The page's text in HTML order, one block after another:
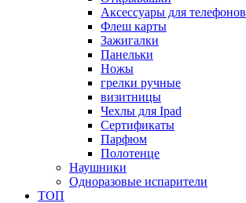
Аксессуары для телефонов
Флеш карты
Зажигалки
Панельки
Ножы
грелки ручные
визитницы
Чехлы для Ipad
Сертификаты
Парфюм
Полотенце
Наушники
Одноразовые испарители
ТОП